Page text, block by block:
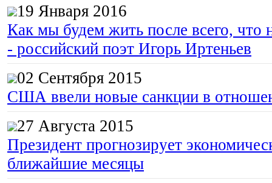
19 Января 2016
Как мы будем жить после всего, что
- российский поэт Игорь Иртеньев
02 Сентября 2015
США ввели новые санкции в
27 Августа 2015
Президент прогнозирует
ближайшие месяцы